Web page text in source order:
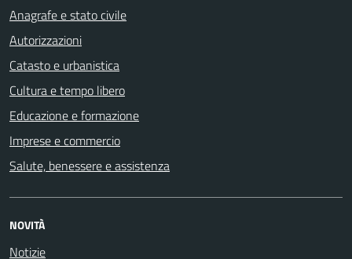
Anagrafe e stato civile
Autorizzazioni
Catasto e urbanistica
Cultura e tempo libero
Educazione e formazione
Imprese e commercio
Salute, benessere e assistenza
NOVITÀ
Notizie